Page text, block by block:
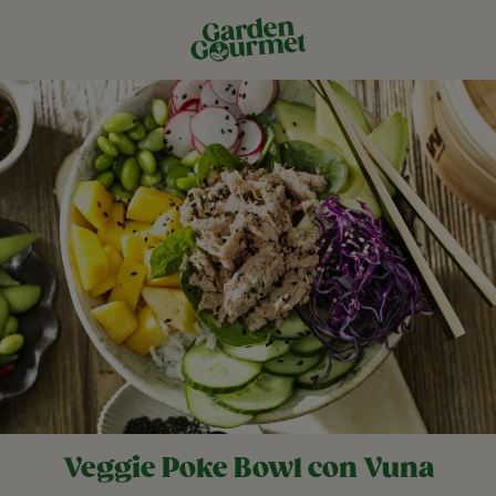
Veggie Poke Bowl con Vuna